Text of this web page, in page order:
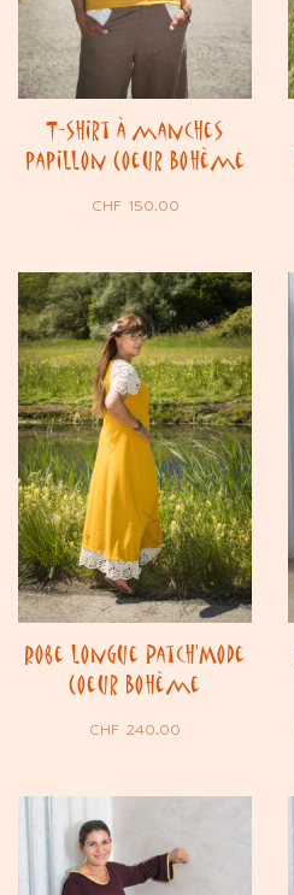
T-shirt à manches
papillon Coeur Bohème
CHF150.00
Robe longue Patch’Mode
Coeur Bohème
CHF 240.00